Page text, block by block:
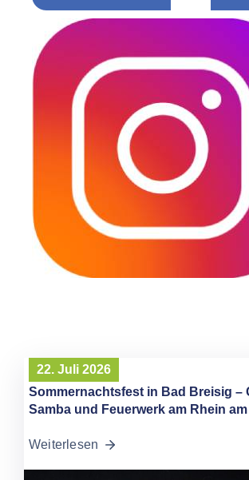
22. Juli 2026
Sommernachtsfest in Bad Breisig –
Samba und Feuerwerk am Rhein
Weiterlesen